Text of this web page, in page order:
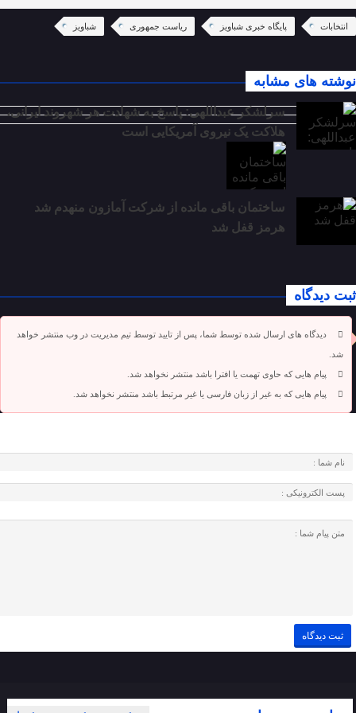
انتخابات پایگاه خبری شباویز ریاست جمهوری شباویز
نوشته های مشابه
سرلشکر عبداللهی: پاسخ به شهادت هر شهروند ایرانی،
هلاکت یک نیروی آمریکایی است
ساختمان باقی مانده از شرکت آمازون منهدم شد
هرمز قفل شد
ثبت دیدگاه
دیدگاه های ارسال شده توسط شما، پس از تایید توسط تیم مدیریت در وب منتشر خواهد
شد.
پیام هایی که حاوی تهمت یا افترا باشد منتشر نخواهد شد.
پیام هایی که به غیر از زبان فارسی یا غیر مرتبط باشد منتشر نخواهد شد.